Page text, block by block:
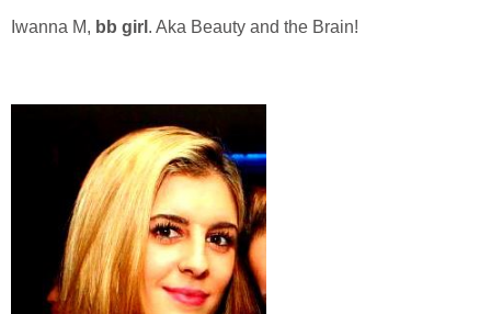
Iwanna M, bb girl . Aka Beauty and the Brain!